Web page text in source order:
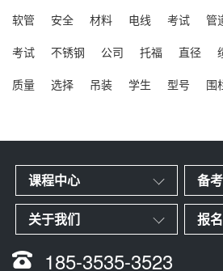
软管
安全 材料 电线 考试 管
考试
不锈钢 公司 托福 直径
质量
选择 吊装 学生 型号 围
课程中心 备
关于我们 报
185-3535-3523